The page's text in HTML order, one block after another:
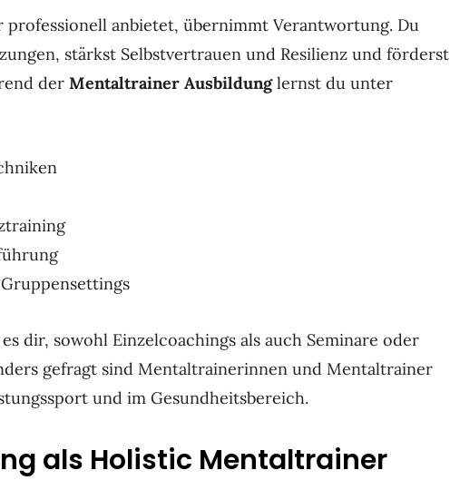
professionell anbietet, übernimmt Verantwortung. Du
stärkst Selbstvertrauen und Resilienz und förderst
der Mentaltrainer Ausbildunglernst du unter
dir, sowohl Einzelcoachings als auch Seminare oder
gefragt sind Mentaltrainerinnen und Mentaltrainer
und im Gesundheitsbereich.
als Holistic Mentaltrainer